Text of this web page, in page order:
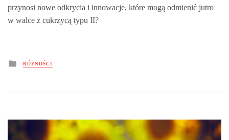
przynosi nowe odkrycia i innowacje, które mogą odmienić jutro
w walce z cukrzycą typu II?
Posted
in
RÓŻNOŚCI